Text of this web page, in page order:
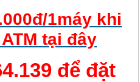
1máy khi
tại đây
để đặt